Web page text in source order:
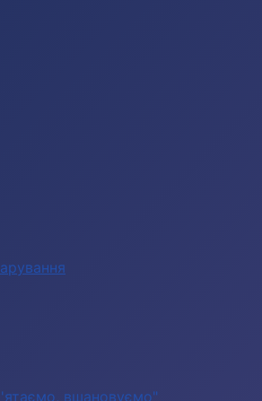
вшановуємо"